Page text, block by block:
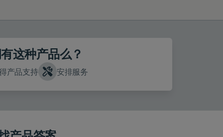
这种产品么？
产品支持 安排服务